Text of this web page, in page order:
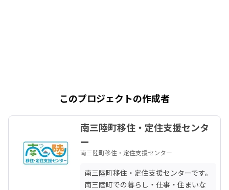
このプロジェクトの作成者
南三陸町移住・定住支援センタ
ー
南三陸町移住・定住支援センター
南三陸町移住・定住支援センターです。
南三陸町での暮らし・仕事・住まいな